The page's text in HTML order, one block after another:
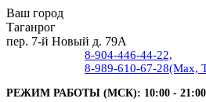
Ваш город
Таганрог
пер. 7-й Новый д. 79А
8-904-446-44-22,
8-989-610-67-28(Max,